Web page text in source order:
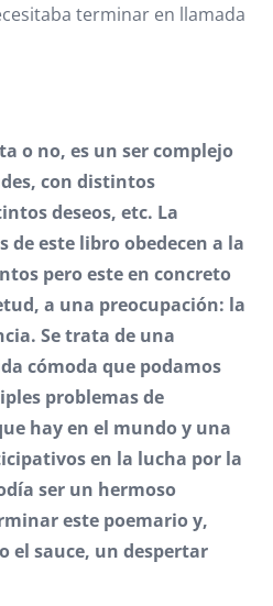
terminar en llamada
o no, es un ser complejo
con distintos
deseos, etc. La
de este libro obedecen a la
pero este en concreto
a una preocupación: la
Se trata de una
cómoda que podamos
problemas de
hay en el mundo y una
en la lucha por la
ser un hermoso
este poemario y,
el sauce, un despertar